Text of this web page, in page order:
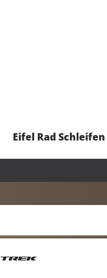
Eifel Rad Schleifen